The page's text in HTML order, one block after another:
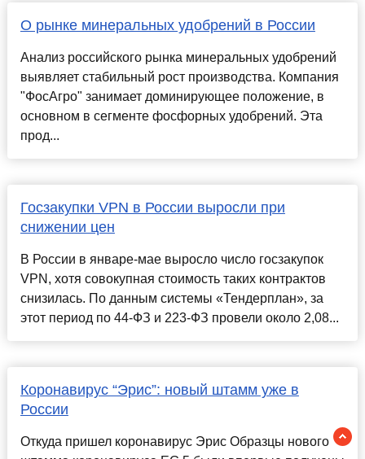
О рынке минеральных удобрений в России
Анализ российского рынка минеральных удобрений
выявляет стабильный рост производства. Компания
"ФосАгро" занимает доминирующее положение, в
основном в сегменте фосфорных удобрений. Эта
прод...
Госзакупки VPN в России выросли при
снижении цен
В России в январе-мае выросло число госзакупок
VPN, хотя совокупная стоимость таких контрактов
снизилась. По данным системы «Тендерплан», за
этот период по 44-ФЗ и 223-ФЗ провели около 2,08...
Коронавирус “Эрис”: новый штамм уже в
России
Откуда пришел коронавирус Эрис Образцы нового